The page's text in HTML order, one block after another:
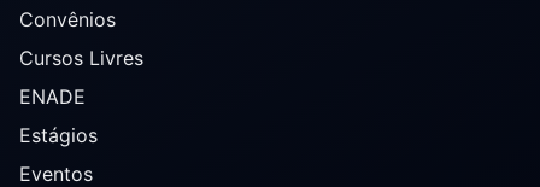
Convênios
Cursos Livres
ENADE
Estágios
Eventos